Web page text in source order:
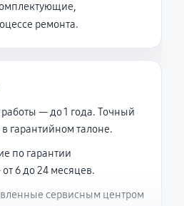
ремонта.
— до 1 года. Точный
гарантийном талоне.
по гарантии
6 до 24 месяцев.
сервисным центром